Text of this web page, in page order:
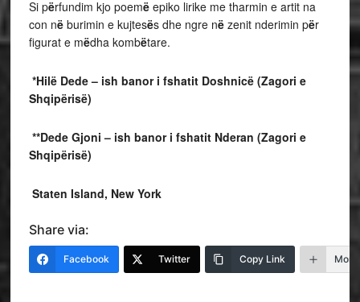
Si përfundim kjo poemëepiko lirike me tharmin e artit na
con nëburimin e kujtesës dhe ngre nëzenit nderimin për
figurat e mëdha kombëtare.
*Hilë Dede – ish banor i fshatit Doshnicë (Zagori e
Shqipërisë)
**Dede Gjoni – ish banor i fshatit Nderan (Zagori e
Shqipërisë)
Staten Island, New York
Share via:
Facebook Twitter Copy Link More